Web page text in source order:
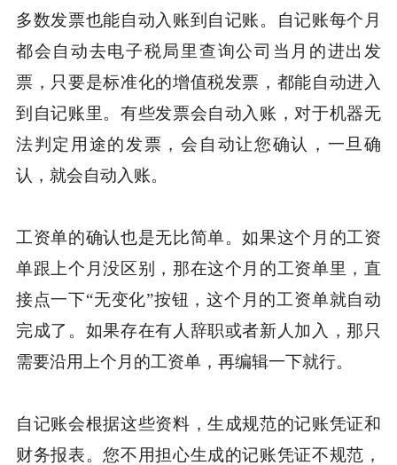
多数发票也能自动入账到自记账。自记账每个月
都会自动去电子税局里查询公司当月的进出发
票，只要是标准化的增值税发票，都能自动进入
到自记账里。有些发票会自动入账，对于机器无
法判定用途的发票，会自动让您确认，一旦确
认，就会自动入账。
工资单的确认也是无比简单。如果这个月的工资
单跟上个月没区别，那在这个月的工资单里，直
接点一下“无变化”按钮，这个月的工资单就自动
完成了。如果存在有人辞职或者新人加入，那只
需要沿用上个月的工资单，再编辑一下就行。
自记账会根据这些资料，生成规范的记账凭证和
财务报表。您不用担心生成的记账凭证不规范，